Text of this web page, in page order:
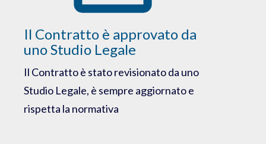
Il Contratto è approvato da
uno Studio Legale
Il Contratto è stato revisionato da uno
Studio Legale, è sempre aggiornato e
rispetta la normativa